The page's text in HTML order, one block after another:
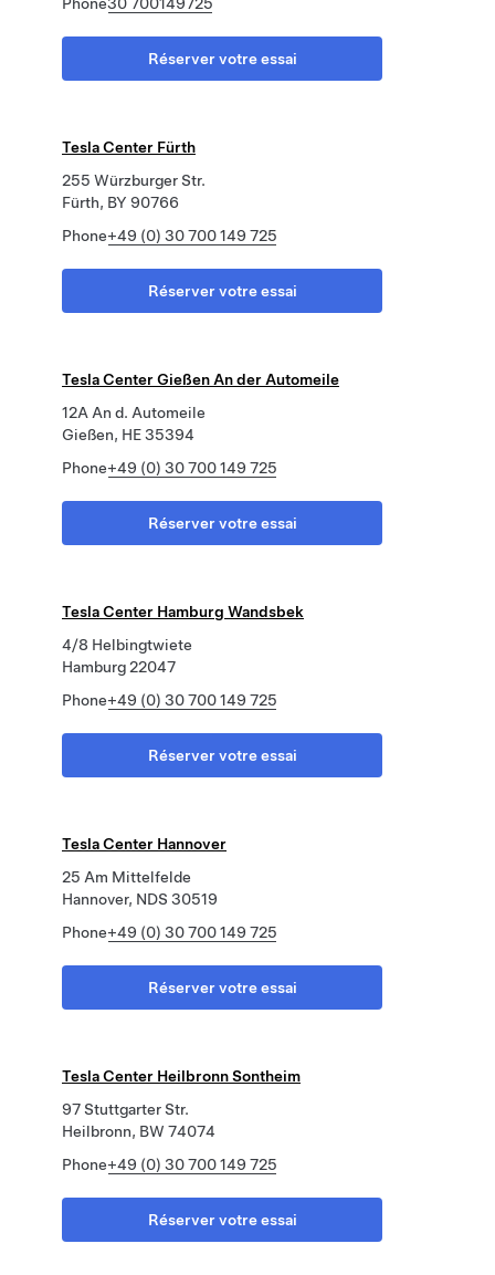
Réserver votre essai
Tesla Center Fürth
255 Würzburger Str.
Fürth, BY 90766
Phone+49 (0) 30 700 149 725
Réserver votre essai
Tesla Center Gießen An der Automeile
12A An d. Automeile
Gießen, HE 35394
Phone+49 (0) 30 700 149 725
Réserver votre essai
Tesla Center Hamburg Wandsbek
4/8 Helbingtwiete
Hamburg 22047
Phone+49 (0) 30 700 149 725
Réserver votre essai
Tesla Center Hannover
25 Am Mittelfelde
Hannover, NDS 30519
Phone+49 (0) 30 700 149 725
Réserver votre essai
Tesla Center Heilbronn Sontheim
97 Stuttgarter Str.
Heilbronn, BW 74074
Phone+49 (0) 30 700 149 725
Réserver votre essai